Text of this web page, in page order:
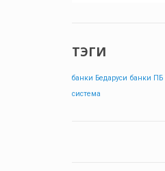
ТЭГИ
банки Бедаруси банки ПБ
система